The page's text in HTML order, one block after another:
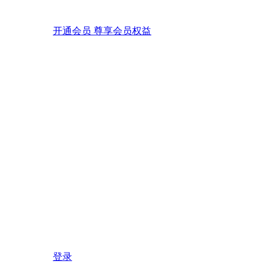
开通会员 尊享会员权益
登录